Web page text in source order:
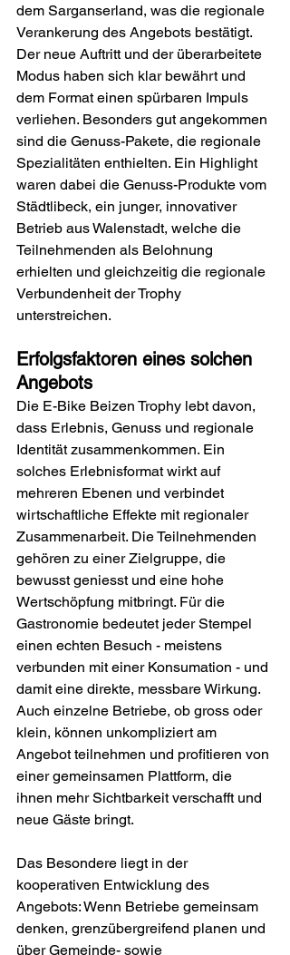
dem Sarganserland, was die regionale
Verankerung des Angebots bestätigt.
Der neue Auftritt und der überarbeitete
Modus haben sich klar bewährt und
dem Format einen spürbaren Impuls
verliehen. Besonders gut angekommen
sind die Genuss-Pakete, die regionale
Spezialitäten enthielten. Ein Highlight
waren dabei die Genuss-Produkte vom
Städtlibeck, ein junger, innovativer
Betrieb aus Walenstadt, welche die
Teilnehmenden als Belohnung
erhielten und gleichzeitig die regionale
Verbundenheit der Trophy
unterstreichen.
Erfolgsfaktoren eines solchen
Angebots
Die E-Bike Beizen Trophy lebt davon,
dass Erlebnis, Genuss und regionale
Identität zusammenkommen. Ein
solches Erlebnisformat wirkt auf
mehreren Ebenen und verbindet
wirtschaftliche Effekte mit regionaler
Zusammenarbeit. Die Teilnehmenden
gehören zu einer Zielgruppe, die
bewusst geniesst und eine hohe
Wertschöpfung mitbringt. Für die
Gastronomie bedeutet jeder Stempel
einen echten Besuch - meistens
verbunden mit einer Konsumation - und
damit eine direkte, messbare Wirkung.
Auch einzelne Betriebe, ob gross oder
klein, können unkompliziert am
Angebot teilnehmen und profitieren von
einer gemeinsamen Plattform, die
ihnen mehr Sichtbarkeit verschafft und
neue Gäste bringt.
Das Besondere liegt in der
kooperativen Entwicklung des
Angebots: Wenn Betriebe gemeinsam
denken, grenzübergreifend planen und
über Gemeinde- sowie